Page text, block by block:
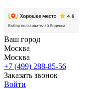
Ваш город
Москва
Москва
+7 (499) 288-85-56
Заказать звонок
Войти